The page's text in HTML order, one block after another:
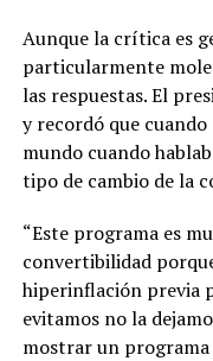
Aunque la crítica es
particularmente
las respuestas. El
y recordó que
mundo cuando
tipo de cambio de la
“Este programa es
convertibilidad
hiperinflación previa
evitamos no la
mostrar un